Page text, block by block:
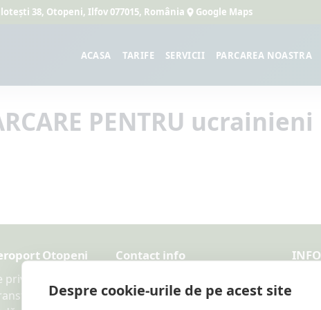
Despre cookie-urile de pe acest site
38, Otopeni, Ilfov 077015, România Google Maps
ACASA TARIFE SERVICII PARCAREA NOASTRA
PENTRU ucrainieni
Otopeni
pe Str.
inclus către
Contact info
+40 799 992 503
INFO